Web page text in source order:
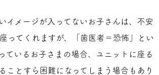
イメージが入ってないお子さんは、不安
ってくれますが、「歯医者＝恐怖」とい
ているお子さまの場合、ユニットに座る
ことすら困難になってしまう場合もあり